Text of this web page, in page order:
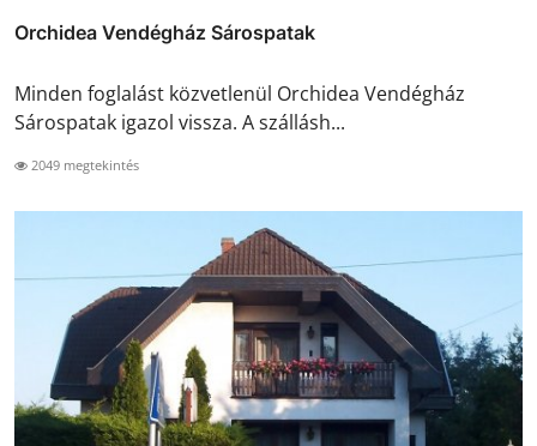
Orchidea Vendégház Sárospatak
Minden foglalást közvetlenül Orchidea Vendégház
Sárospatak igazol vissza. A szállásh...
2049 megtekintés